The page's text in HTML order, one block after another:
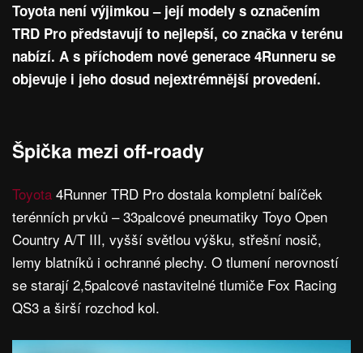
Toyota není výjimkou – její modely s označením
TRD Pro představují to nejlepší, co značka v terénu
nabízí. A s příchodem nové generace 4Runneru se
objevuje i jeho dosud nejextrémnější provedení.
Špička mezi off-roady
Toyota 4Runner TRD Pro dostala kompletní balíček
terénních prvků – 33palcové pneumatiky Toyo Open
Country A/T III, vyšší světlou výšku, střešní nosič,
lemy blatníků i ochranné plechy. O tlumení nerovností
se starají 2,5palcové nastavitelné tlumiče Fox Racing
QS3 a širší rozchod kol.